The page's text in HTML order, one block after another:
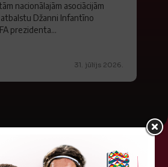
nacionālajām asociācijām
Džanni Infantīno
prezidenta...
31. jūlijs 2026.